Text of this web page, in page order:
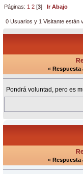
Páginas: 1 2 [3]Ir Abajo
0 Usuarios y 1 Visitante están
« Respuesta
Pondrá voluntad, pero es
« Respuesta